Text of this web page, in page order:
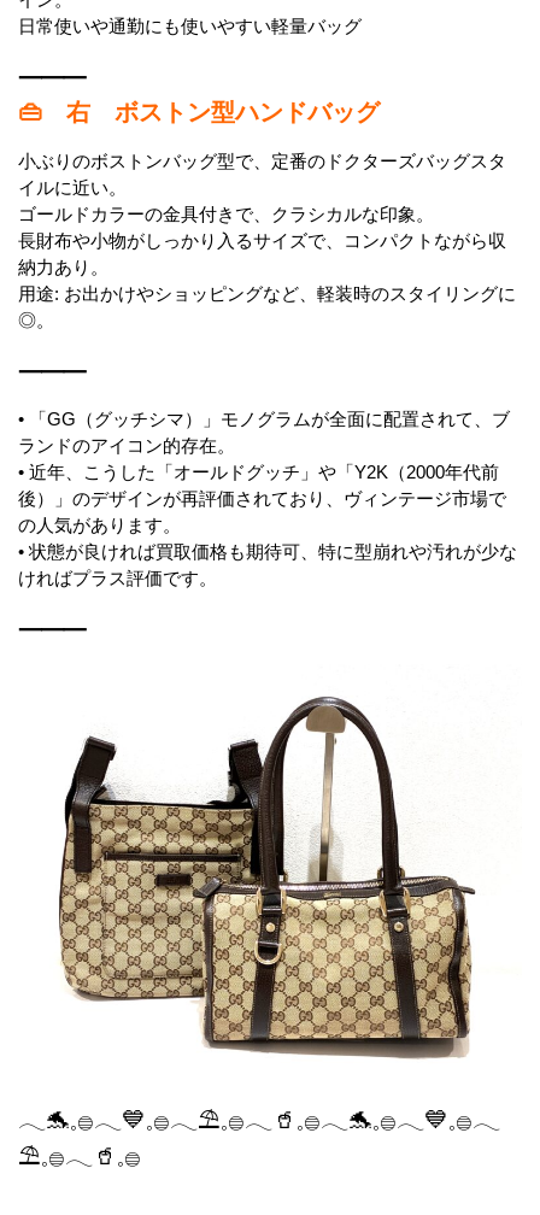
日常使いや通勤にも使いやすい軽量バッグ
⸻
👜 右 ボストン型ハンドバッグ
小ぶりのボストンバッグ型で、定番のドクターズバッグスタ
イルに近い。
ゴールドカラーの金具付きで、クラシカルな印象。
長財布や小物がしっかり入るサイズで、コンパクトながら収
納力あり。
用途: お出かけやショッピングなど、軽装時のスタイリングに
◎。
⸻
• 「GG（グッチシマ）」モノグラムが全面に配置されて、ブ
ランドのアイコン的存在。
• 近年、こうした「オールドグッチ」や「Y2K（2000年代前
後）」のデザインが再評価されており、ヴィンテージ市場で
の人気があります。
• 状態が良ければ買取価格も期待可、特に型崩れや汚れが少な
ければプラス評価です。
⸻
𓂃🐬𓈒𓐍𓂃💙𓈒𓐍𓂃⛱️𓈒𓐍𓂃🥤𓈒𓐍𓂃🐬𓈒𓐍𓂃💙𓈒𓐍𓂃
⛱️𓈒𓐍𓂃🥤𓈒𓐍